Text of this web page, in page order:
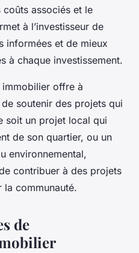
associés et le
à l’investisseur de
informées et de mieux
à chaque investissement.
offre à
soutenir des projets qui
soit un projet local qui
de son quartier, ou un
environnemental,
contribuer à des projets
communauté.
de